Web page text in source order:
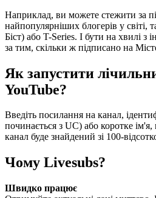
Наприклад, ви можете стежити за
найпопулярніших блогерів у світі,
Біст) або T-Series. І бути на хвилі
за тим, скільки ж підписано на
Як запустити
YouTube?
Введіть посилання на канал,
починається з UC) або коротке
канал буде знайдений зі 100-
Чому Livesubs?
Швидко працює